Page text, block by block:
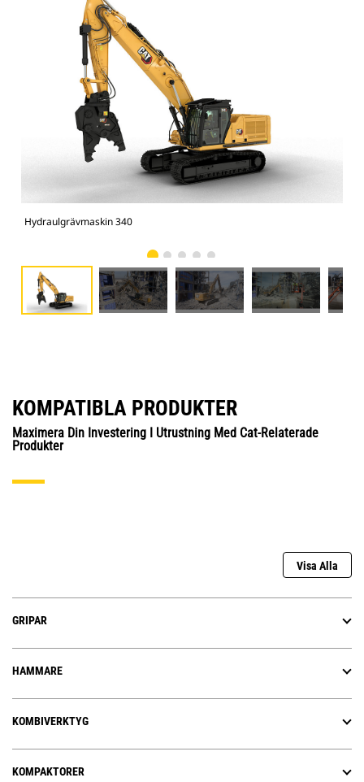
Hydraulgrävmaskin 340
KOMPATIBLA PRODUKTER
Maximera Din Investering I Utrustning Med Cat-Relaterade
Produkter
Visa Alla
GRIPAR
HAMMARE
KOMBIVERKTYG
KOMPAKTORER